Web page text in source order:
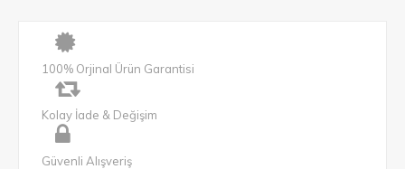
100% Orjinal Ürün Garantisi
Kolay İade & Değişim
Güvenli Alışveriş